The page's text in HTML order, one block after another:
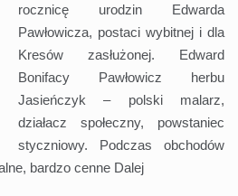
rocznicę urodzin Edwarda
Pawłowicza, postaci wybitnej i dla
Kresów zasłużonej. Edward
Bonifacy Pawłowicz herbu
Jasieńczyk – polski malarz,
działacz społeczny, powstaniec
styczniowy. Podczas obchodów
bardzo cenne Dalej